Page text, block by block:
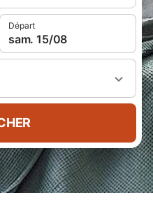
Départ
sam. 15/08